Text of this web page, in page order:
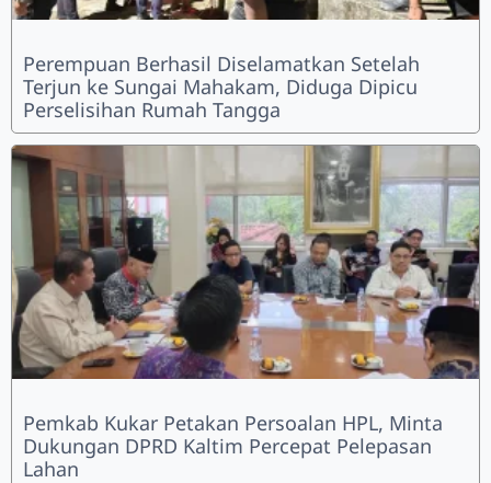
Perempuan Berhasil Diselamatkan Setelah
Terjun ke Sungai Mahakam, Diduga Dipicu
Perselisihan Rumah Tangga
Pemkab Kukar Petakan Persoalan HPL, Minta
Dukungan DPRD Kaltim Percepat Pelepasan
Lahan